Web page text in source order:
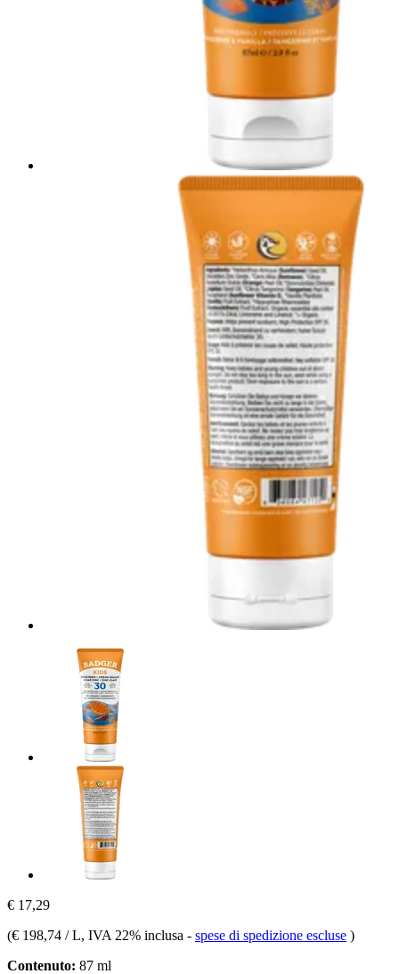
€ 17,29
(€ 198,74 / L, IVA 22% inclusa - spese di spedizione escluse )
Contenuto: 87 ml